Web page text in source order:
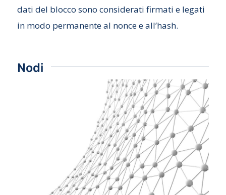
dati del blocco sono considerati firmati e legati
in modo permanente al nonce e all’hash.
Nodi